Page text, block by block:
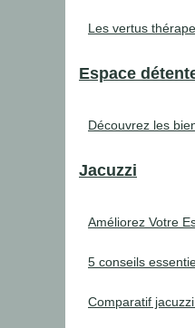
Les vertus
Espace
Découvrez les
Jacuzzi
Améliorez Votre
5 conseils
Comparatif jacuzzi